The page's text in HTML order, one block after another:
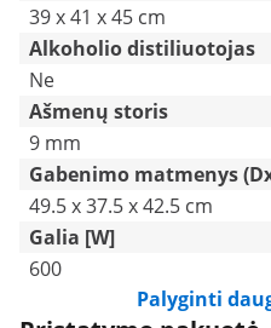
39 x 41 x 45 cm
Alkoholio distiliuotojas
Ne
Ašmenų storis
9 mm
Gabenimo matmenys
49.5 x 37.5 x 42.5 cm
Galia [W]
600
Palyginti